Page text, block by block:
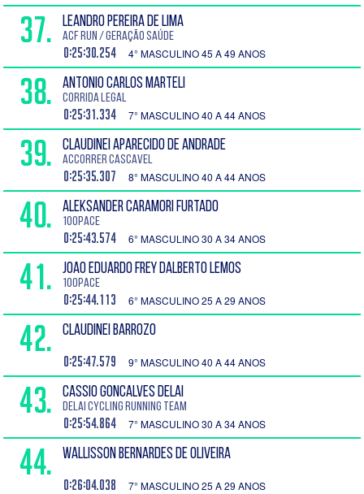
37. LEANDRO PEREIRA DE LIMA
ACF Run / Geração Saúde
0:25:30.254 4° MASCULINO 45 A 49 ANOS
38. ANTONIO CARLOS MARTELI
Corrida legal
0:25:31.334 7° MASCULINO 40 A 44 ANOS
39. CLAUDINEI APARECIDO DE ANDRADE
ACCORRER Cascavel
0:25:35.307 8° MASCULINO 40 A 44 ANOS
40. ALEKSANDER CARAMORI FURTADO
100Pace
0:25:43.574 6° MASCULINO 30 A 34 ANOS
41. JOAO EDUARDO FREY DALBERTO LEMOS
100Pace
0:25:44.113 6° MASCULINO 25 A 29 ANOS
42. CLAUDINEI BARROZO
0:25:47.579 9° MASCULINO 40 A 44 ANOS
43. CASSIO GONCALVES DELAI
Delai Cycling Running Team
0:25:54.864 7° MASCULINO 30 A 34 ANOS
44. WALLISSON BERNARDES DE OLIVEIRA
0:26:04.038 7° MASCULINO 25 A 29 ANOS